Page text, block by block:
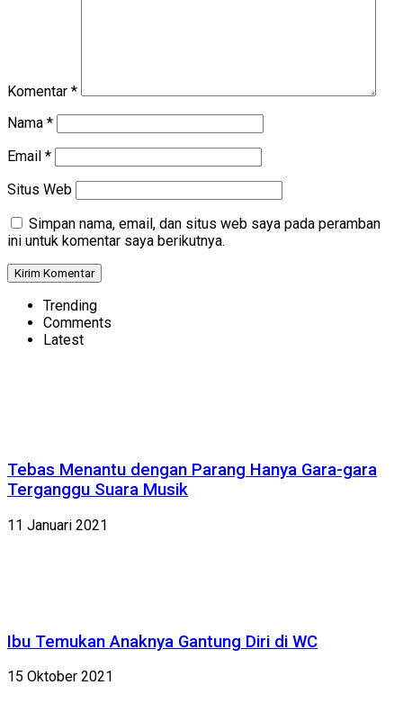
Komentar *
Nama *
Email *
Situs Web
Simpan nama, email, dan situs web saya pada peramban
ini untuk komentar saya berikutnya.
Trending
Comments
Latest
Tebas Menantu dengan Parang Hanya Gara-gara
Terganggu Suara Musik
11 Januari 2021
Ibu Temukan Anaknya Gantung Diri di WC
15 Oktober 2021